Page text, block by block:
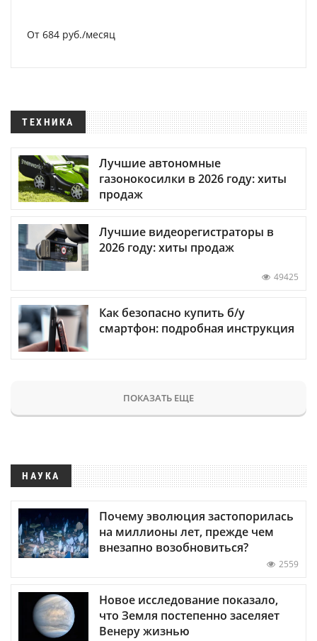
От 684 руб./месяц
ТЕХНИКА
Лучшие автономные
газонокосилки в 2026 году: хиты
продаж
Лучшие видеорегистраторы в
2026 году: хиты продаж
49425
Как безопасно купить б/у
смартфон: подробная инструкция
ПОКАЗАТЬ ЕЩЕ
НАУКА
Почему эволюция застопорилась
на миллионы лет, прежде чем
внезапно возобновиться?
2559
Новое исследование показало,
что Земля постепенно заселяет
Венеру жизнью